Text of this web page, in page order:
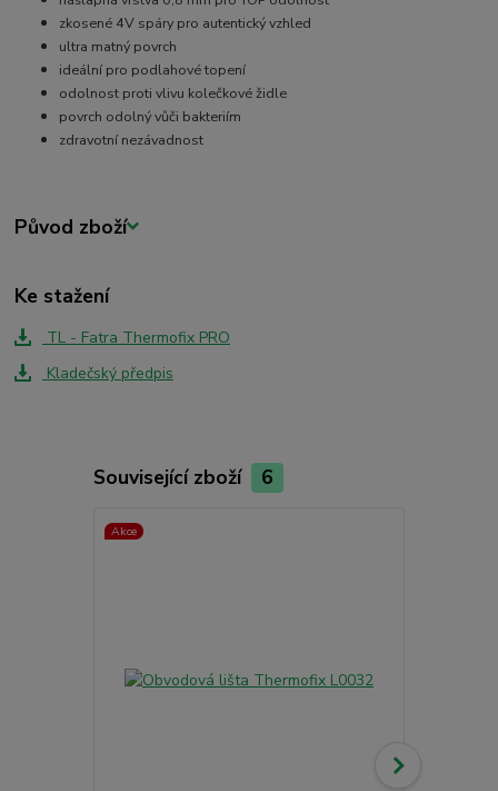
zkosené 4V spáry pro autentický vzhled
ultra matný povrch
ideální pro podlahové topení
odolnost proti vlivu kolečkové židle
povrch odolný vůči bakteriím
zdravotní nezávadnost
Původ zboží
Ke stažení
TL - Fatra Thermofix PRO
Kladečský předpis
Související zboží 6
Akce